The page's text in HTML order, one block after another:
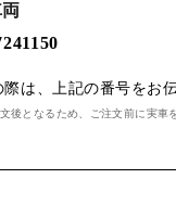
は、上記の番号をお
後となるため、ご注文前に実車